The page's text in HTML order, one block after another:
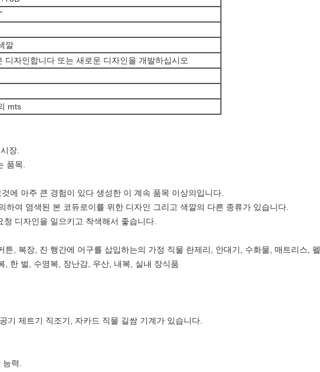
깔
디자인합니다 또는 새로운 디자인을 개발하십시오
mts
장.
품목.
에 아주 큰 경험이 있다 생성한 이 계속 품목 이상의입니다.
하여 염색된 본 코듀로이를 위한 디자인 그리고 색깔의 다른 종류가 있습니다.
디자인을 일으키고 착색해서 좋습니다.
튼, 복장, 진 행간에 어구를 삽입하는의 가정 직물 란제리, 안대기, 수화물, 매트리스, 펠
, 한 벌, 수영복, 장난감, 우산, 내복, 실내 장식품
기 제트기 직조기, 자카드 직물 길쌈 기계가 있습니다.
력.